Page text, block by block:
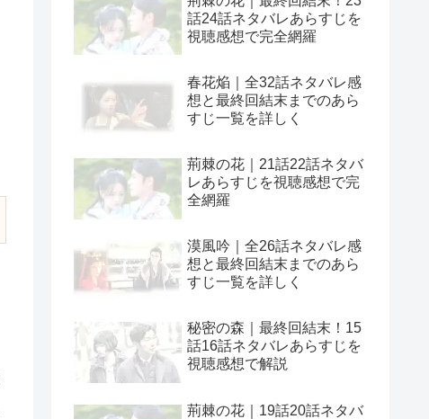
話24話ネタバレあらすじを
視聴感想で完全網羅
春花焔｜全32話ネタバレ感
想と最終回結末までのあら
すじ一覧を詳しく
荊棘の花｜21話22話ネタバ
レあらすじを視聴感想で完
全網羅
漠風吟｜全26話ネタバレ感
想と最終回結末までのあら
すじ一覧を詳しく
秘密の森｜最終回結末！15
話16話ネタバレあらすじを
視聴感想で解説
荊棘の花｜19話20話ネタバ